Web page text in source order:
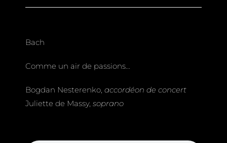
Bach
Comme un air de passions…
Bogdan Nesterenko, accordéon de concert
Juliette de Massy, soprano